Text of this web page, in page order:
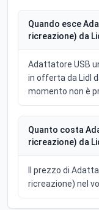
Quando esce
ricreazione) da
Adattatore USB
in offerta da Lidl
momento non è
Quanto costa
ricreazione) da
Il prezzo di
ricreazione) nel